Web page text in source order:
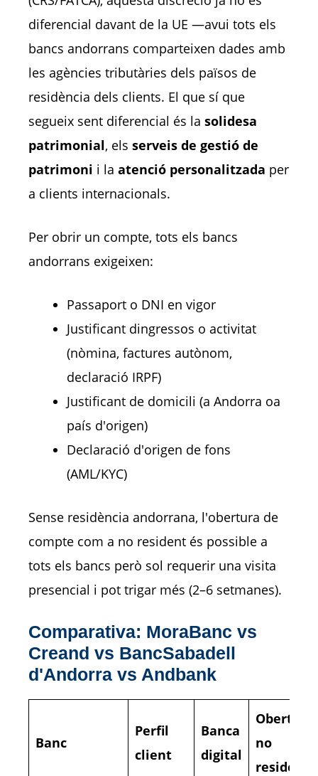
diferencial davant de la UE —avui tots els
bancs andorrans comparteixen dades amb
les agències tributàries dels països de
residència dels clients. El que sí que
segueix sent diferencial és la solidesa
patrimonial, els serveis de gestió de
patrimoni i la atenció personalitzada per
a clients internacionals.
Per obrir un compte, tots els bancs
andorrans exigeixen:
Passaport o DNI en vigor
Justificant dingressos o activitat
(nòmina, factures autònom,
declaració IRPF)
Justificant de domicili (a Andorra oa
país d'origen)
Declaració d'origen de fons
(AML/KYC)
Sense residència andorrana, l'obertura de
compte com a no resident és possible a
tots els bancs però sol requerir una visita
presencial i pot trigar més (2–6 setmanes).
Comparativa: MoraBanc vs
Creand vs BancSabadell
d'Andorra vs Andbank
Banc
Perfil
client
Banca
digital
Obertura
no
resident